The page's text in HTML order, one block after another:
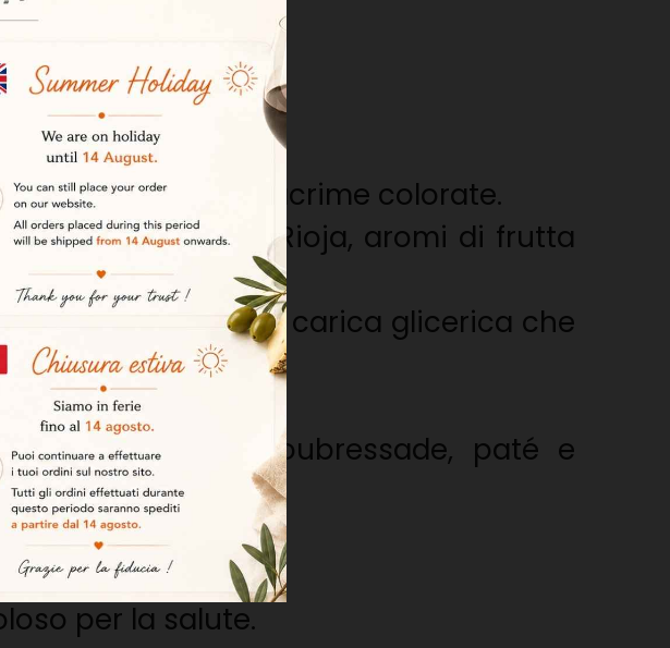
e fitte lacrime colorate.
de la Rioja, aromi di frutta
grazie a una carica glicerica che
Serrano, soubressade, paté e
e pesce in salsa.
per la salute.